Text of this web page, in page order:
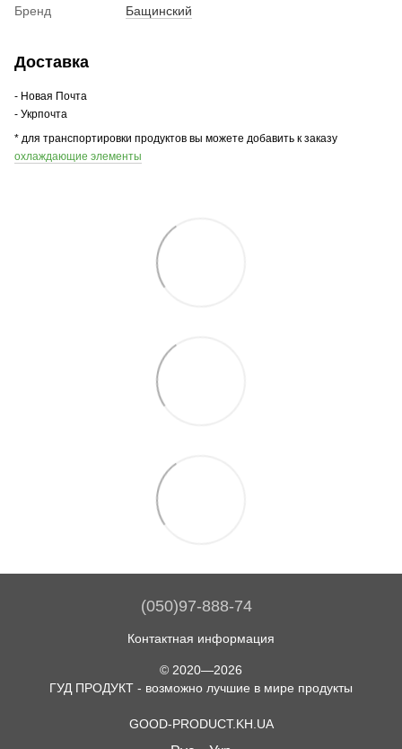
Бренд Бащинский
Доставка
- Новая Почта
- Укрпочта
* для транспортировки продуктов вы можете добавить к заказу
охлаждающие элементы
(050)97-888-74
Контактная информация
© 2020—2026
ГУД ПРОДУКТ - возможно лучшие в мире продукты
GOOD-PRODUCT.KH.UA